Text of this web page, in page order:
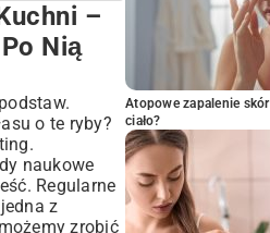
– Co
Korzyści
– Które
Wybór
–
Nią
o te ryby?
naukowe
Regularne
z
zrobić
Atopowe zapalenie
ciało?